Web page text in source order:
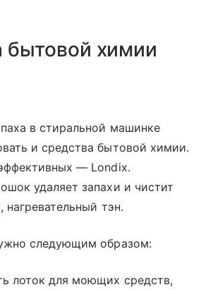
бытовой химии
в стиральной машинке
и средства бытовой химии.
— Londix.
удаляет запахи и чистит
нагревательный тэн.
следующим образом:
лоток для моющих средств,